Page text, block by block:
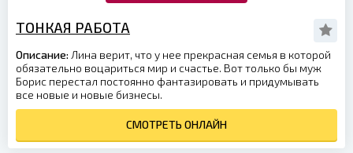
ТОНКАЯ РАБОТА
Описание: Лина верит, что у нее прекрасная семья в которой
обязательно воцариться мир и счастье. Вот только бы муж
Борис перестал постоянно фантазировать и придумывать
все новые и новые бизнесы.
СМОТРЕТЬ ОНЛАЙН